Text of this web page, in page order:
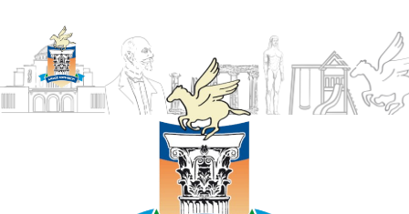
ΔΗΜΟΣ
ΚΟΡΙΝΘΙΩΝ